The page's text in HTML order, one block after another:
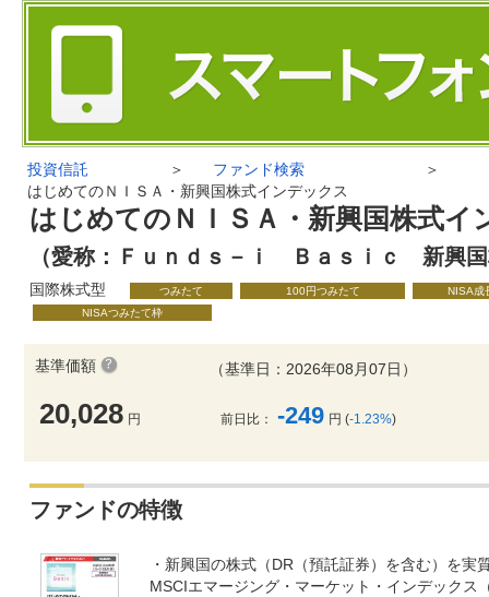
投資信託 ＞ ファンド検索
＞
はじめてのＮＩＳＡ・新興国株式インデックス
はじめてのＮＩＳＡ・新興国株式イ
（愛称：Ｆｕｎｄｓ－ｉ Ｂａｓｉｃ 新興
国際株式型 つみたて 100円つみたて
NISA成
NISAつみたて枠
基準価額
20,028 円
（基準日：2026年08月07日）
前日比： -249 円 (-1.23%)
ファンドの特徴
・新興国の株式（DR（預託証券）を含む）を実
MSCIエマージング・マーケット・インデックス